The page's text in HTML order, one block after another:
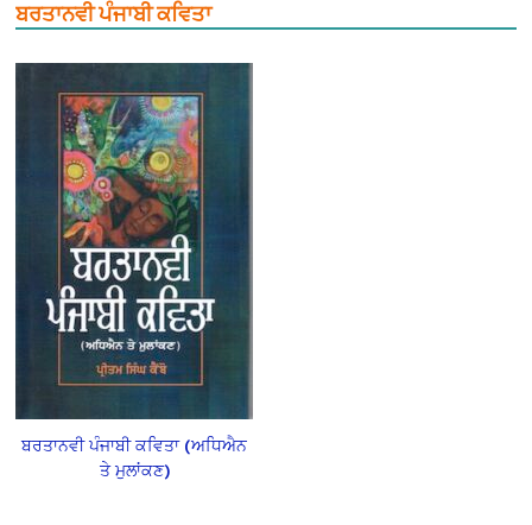
ਬਰਤਾਨਵੀ ਪੰਜਾਬੀ ਕਵਿਤਾ
ਬਰਤਾਨਵੀ ਪੰਜਾਬੀ ਕਵਿਤਾ (ਅਧਿਐਨ
ਤੇ ਮੁਲਾਂਕਣ)